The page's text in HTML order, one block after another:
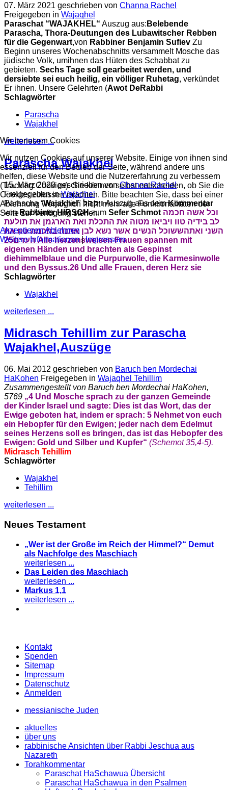
07. März 2021 geschrieben von Channa Rachel
Freigegeben in Wajaqhel
Paraschat “WAJAKHEL“ Auszug aus: Belebende
Parascha, Thora-Deutungen des Lubawitscher Rebben
für die Gegenwart,von Rabbiner Benjamin Sufiev Zu
Beginn unseres Wochenabschnitts versammelt Mosche das
jüdische Volk, umihnen das Hüten des Schabbat zu
gebieten. Sechs Tage soll gearbeitet werden, und
dersiebte sei euch heilig, ein völliger Ruhetag, verkündet
Er ihnen. Unsere Gelehrten (Awot DeRabbi
Schlagwörter
Parascha
Wajakhel
weiterlesen ...
Parascha Wajakhel
15. März 2020geschrieben von Channa Rachel
Freigegeben in Wajaqhel
Parascha “Wajakhel" ויקהלAuszug aus demKommentar
von Rabbiner HIRSCHzum Sefer Schmot וכל אשה חכמה
לב בידיה טוו ויביאו מטוה את התכלת ואת הארגמן את תולעת
השני ואתהששוכל הנשים אשר נשא לבן אתנה בחכמה טוו את
העזים25 Alle herzensweisen Frauen spannen mit
eigenen Händen und brachten als Gespinst
diehimmelblaue und die Purpurwolle, die Karmesinwolle
und den Byssus.26 Und alle Frauen, deren Herz sie
Schlagwörter
Wajakhel
weiterlesen ...
Midrasch Tehillim zur Parascha
Wajakhel,Auszüge
06. Mai 2012 geschrieben von Baruch ben Mordechai
HaKohen Freigegeben in Wajaqhel Tehillim
Zusammengestellt von Baruch ben Mordechai HaKohen,
5769 „4 Und Mosche sprach zu der ganzen Gemeinde
der Kinder Israel und sagte: Dies ist das Wort, das der
Ewige geboten hat, indem er sprach: 5 Nehmet von euch
ein Hebopfer für den Ewigen; jeder nach dem Edelmut
seines Herzens soll es bringen, das ist das Hebopfer des
Ewigen: Gold und Silber und Kupfer“ (Schemot 35,4-5).
Midrasch Tehillim
Schlagwörter
Wajakhel
Tehillim
weiterlesen ...
Neues Testament
„Wer ist der Große im Reich der Himmel?“ Demut
als Nachfolge des Maschiach
weiterlesen ...
Das Leiden des Maschiach
weiterlesen ...
Markus 1,1
weiterlesen ...
Kontakt
Spenden
Sitemap
Impressum
Datenschutz
Anmelden
messianische Juden
aktuelles
über uns
rabbinische Ansichten über Rabbi Jeschua aus
Nazareth
Torahkommentar
Paraschat HaSchawua Übersicht
Paraschat HaSchawua in den Psalmen
Wir benutzen Cookies
Wir nutzen Cookies auf unserer Website. Einige von ihnen sind
essenziell für den Betrieb der Seite, während andere uns
helfen, diese Website und die Nutzererfahrung zu verbessern
(Tracking Cookies). Sie können selbst entscheiden, ob Sie die
Cookies zulassen möchten. Bitte beachten Sie, dass bei einer
Ablehnung womöglich nicht mehr alle Funktionalitäten der
Seite zur Verfügung stehen.
AkzeptierenAblehnen
Weitere Informationen|Impressum